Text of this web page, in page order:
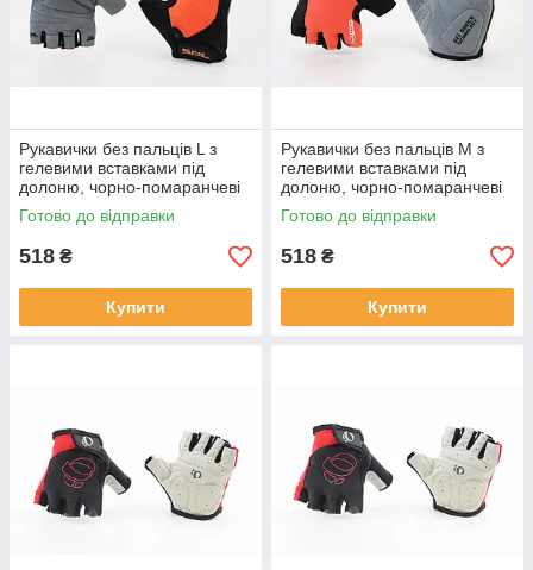
Рукавички без пальців L з
гелевими вставками під
долоню, чорно-помаранчеві
SBG-1457,
ВЕЛОЕКІПІРУВАННЯ, SV-
Готово до відправки
518 ₴
Купити
Рукавички без пальців M з
гелевими вставками під
долоню, чорно-помаранчеві
SBG-1457,
ВЕЛОЕКІПІРУВАННЯ, SV-
Готово до відправки
518 ₴
Купити